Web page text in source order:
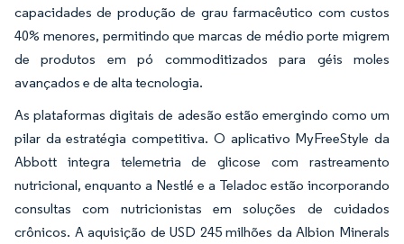
capacidades de produção de grau farmacêutico com custos
40% menores, permitindo que marcas de médio porte migrem
de produtos em pó commoditizados para géis moles
avançados e de alta tecnologia.
As plataformas digitais de adesão estão emergindo como um
pilar da estratégia competitiva. O aplicativo MyFreeStyle da
Abbott integra telemetria de glicose com rastreamento
nutricional, enquanto a Nestlé e a Teladoc estão incorporando
consultas com nutricionistas em soluções de cuidados
crônicos. A aquisição de USD 245 milhões da Albion Minerals